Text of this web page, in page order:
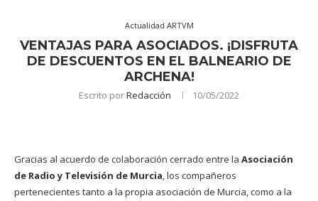
Actualidad ARTVM
VENTAJAS PARA ASOCIADOS. ¡DISFRUTA
DE DESCUENTOS EN EL BALNEARIO DE
ARCHENA!
Escrito porRedacción 10/05/2022
Gracias al acuerdo de colaboración cerrado entre la Asociación
de Radio y Televisión de Murcia, los compañeros
pertenecientes tanto a la propia asociación de Murcia, como a la